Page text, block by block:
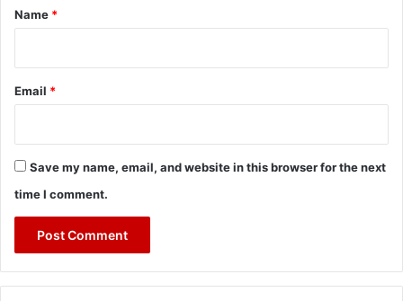
*
Name *
Email *
Save my name, email, and website in this browser for the next
time I comment.